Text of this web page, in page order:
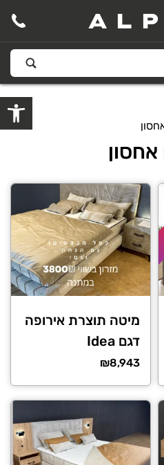
פתח
אחסון
מיטה תוצרת אירופה
דגם Idea
₪8,943